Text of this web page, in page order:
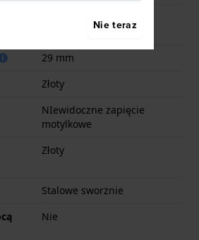
29 mm
Złoty
NIewidoczne zapięcie
motylkowe
Złoty
Stalowe sworznie
Nie
Nie teraz